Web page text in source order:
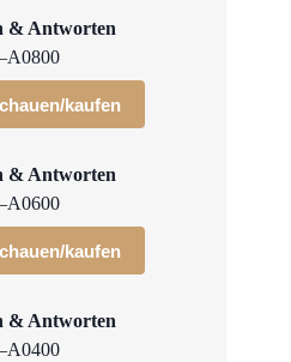
& Antworten
kaufen
& Antworten
kaufen
& Antworten